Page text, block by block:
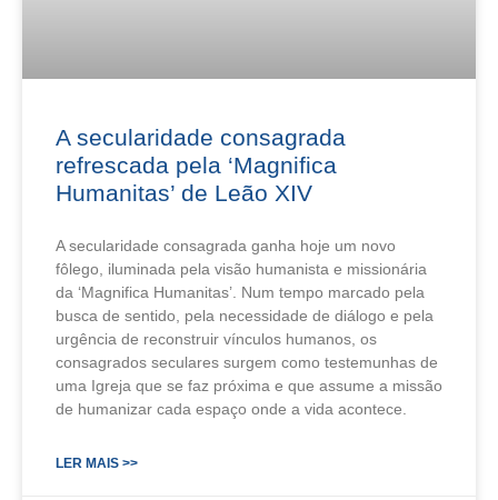
A secularidade consagrada
refrescada pela ‘Magnifica
Humanitas’ de Leão XIV
A secularidade consagrada ganha hoje um novo
fôlego, iluminada pela visão humanista e missionária
da ‘Magnifica Humanitas’. Num tempo marcado pela
busca de sentido, pela necessidade de diálogo e pela
urgência de reconstruir vínculos humanos, os
consagrados seculares surgem como testemunhas de
uma Igreja que se faz próxima e que assume a missão
de humanizar cada espaço onde a vida acontece.
LER MAIS >>